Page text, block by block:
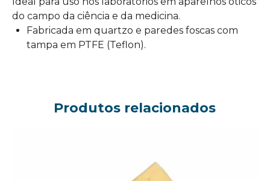
do campo da ciência e da medicina.
Fabricada em quartzo e paredes foscas com
tampa em PTFE (Teflon).
Produtos relacionados